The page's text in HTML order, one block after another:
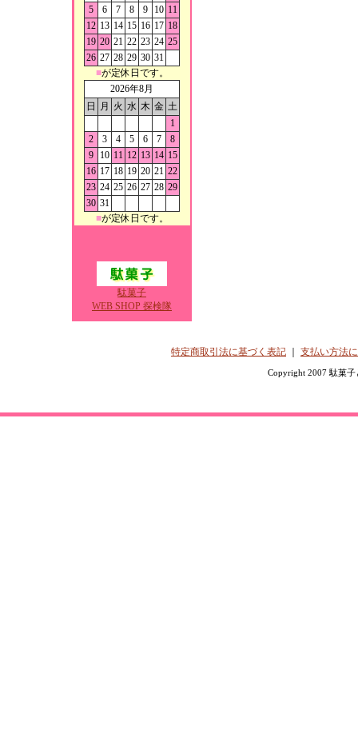
5
6 7 8 9 10 11
12 13 14 15 16 17 18
19 20 21 22 23 24 25
26 27 28 29 30 31
■が定休日です。
2026年8月
日
月 火 水 木 金 土
1
2
3 4 5 6 7
8
9
10 11 12 13 14 15
16 17 18 19 20 21 22
23 24 25 26 27 28 29
30 31
■が定休日です。
駄菓子
WEB SHOP 探検隊
特定商取引法に基づく表記 支払い方法
Copyright 2007 駄菓